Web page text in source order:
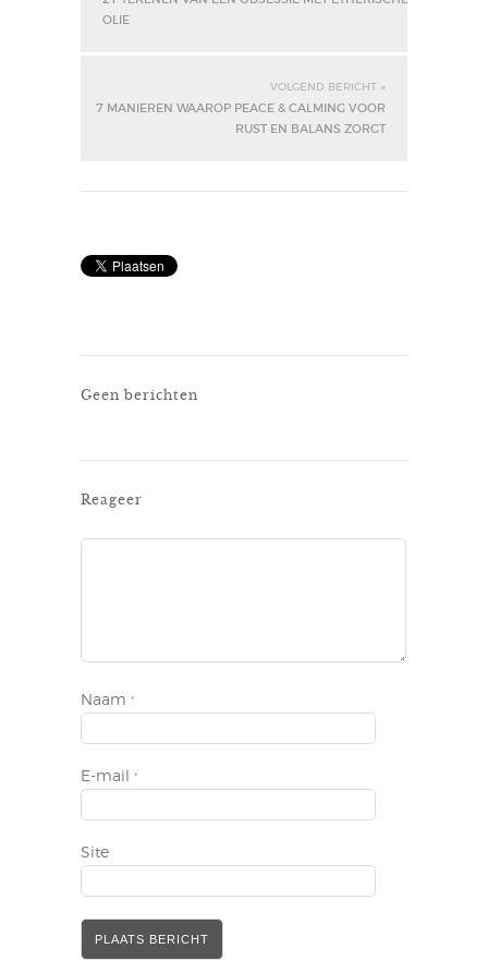
OLIE
VOLGEND BERICHT »
7 MANIEREN WAAROP PEACE & CALMING VOOR
RUST EN BALANS ZORGT
Geen berichten
Reageer
Naam *
E-mail *
Site